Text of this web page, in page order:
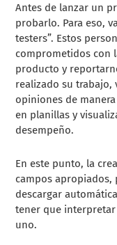
Antes de lanzar un
probarlo. Para eso,
testers”. Estos
comprometidos con
producto y
realizado su trabajo,
opiniones de
en planillas y
desempeño.
En este punto, la
campos apropiados,
descargar
tener que
uno.